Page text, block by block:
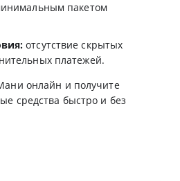
пакетом
отсутствие скрытых
платежей.
онлайн и получите
средства быстро и без